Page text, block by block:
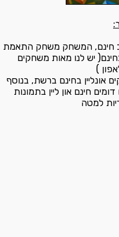
חינם, המשחק משחק התאמת
יש לנו מאות משחקים
)
בחינם ברשת, בנוסף
חינם און ליין בתמונות
למטה